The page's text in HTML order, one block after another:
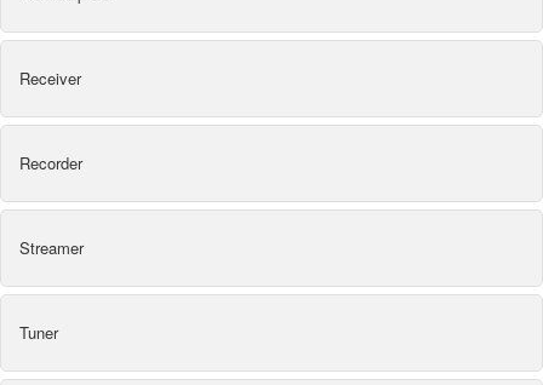
Receiver
Recorder
Streamer
Tuner